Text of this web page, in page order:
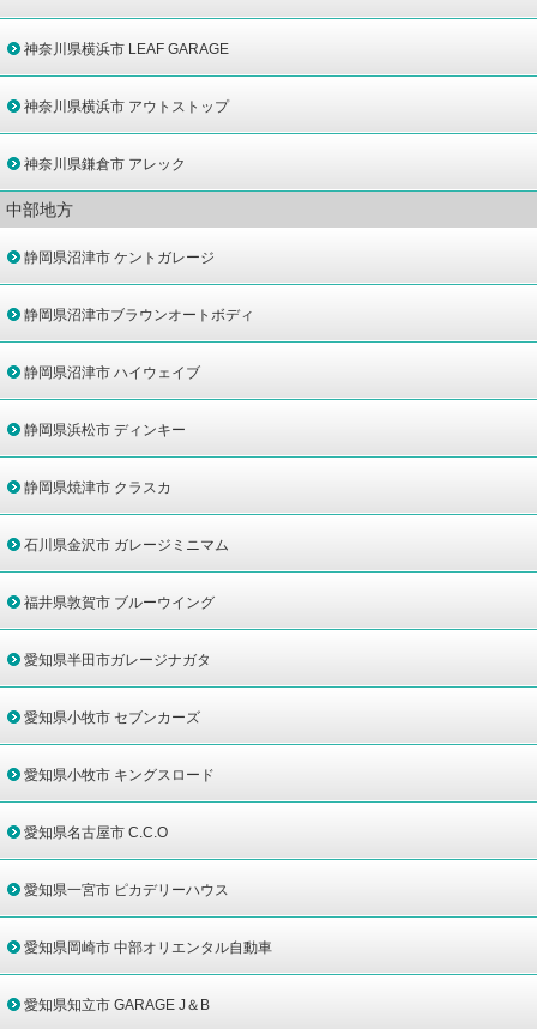
神奈川県横浜市 LEAF GARAGE
神奈川県横浜市 アウトストップ
神奈川県鎌倉市 アレック
中部地方
静岡県沼津市 ケントガレージ
静岡県沼津市ブラウンオートボディ
静岡県沼津市 ハイウェイブ
静岡県浜松市 ディンキー
静岡県焼津市 クラスカ
石川県金沢市 ガレージミニマム
福井県敦賀市 ブルーウイング
愛知県半田市ガレージナガタ
愛知県小牧市 セブンカーズ
愛知県小牧市 キングスロード
愛知県名古屋市 C.C.O
愛知県一宮市 ピカデリーハウス
愛知県岡崎市 中部オリエンタル自動車
愛知県知立市 GARAGE J＆B